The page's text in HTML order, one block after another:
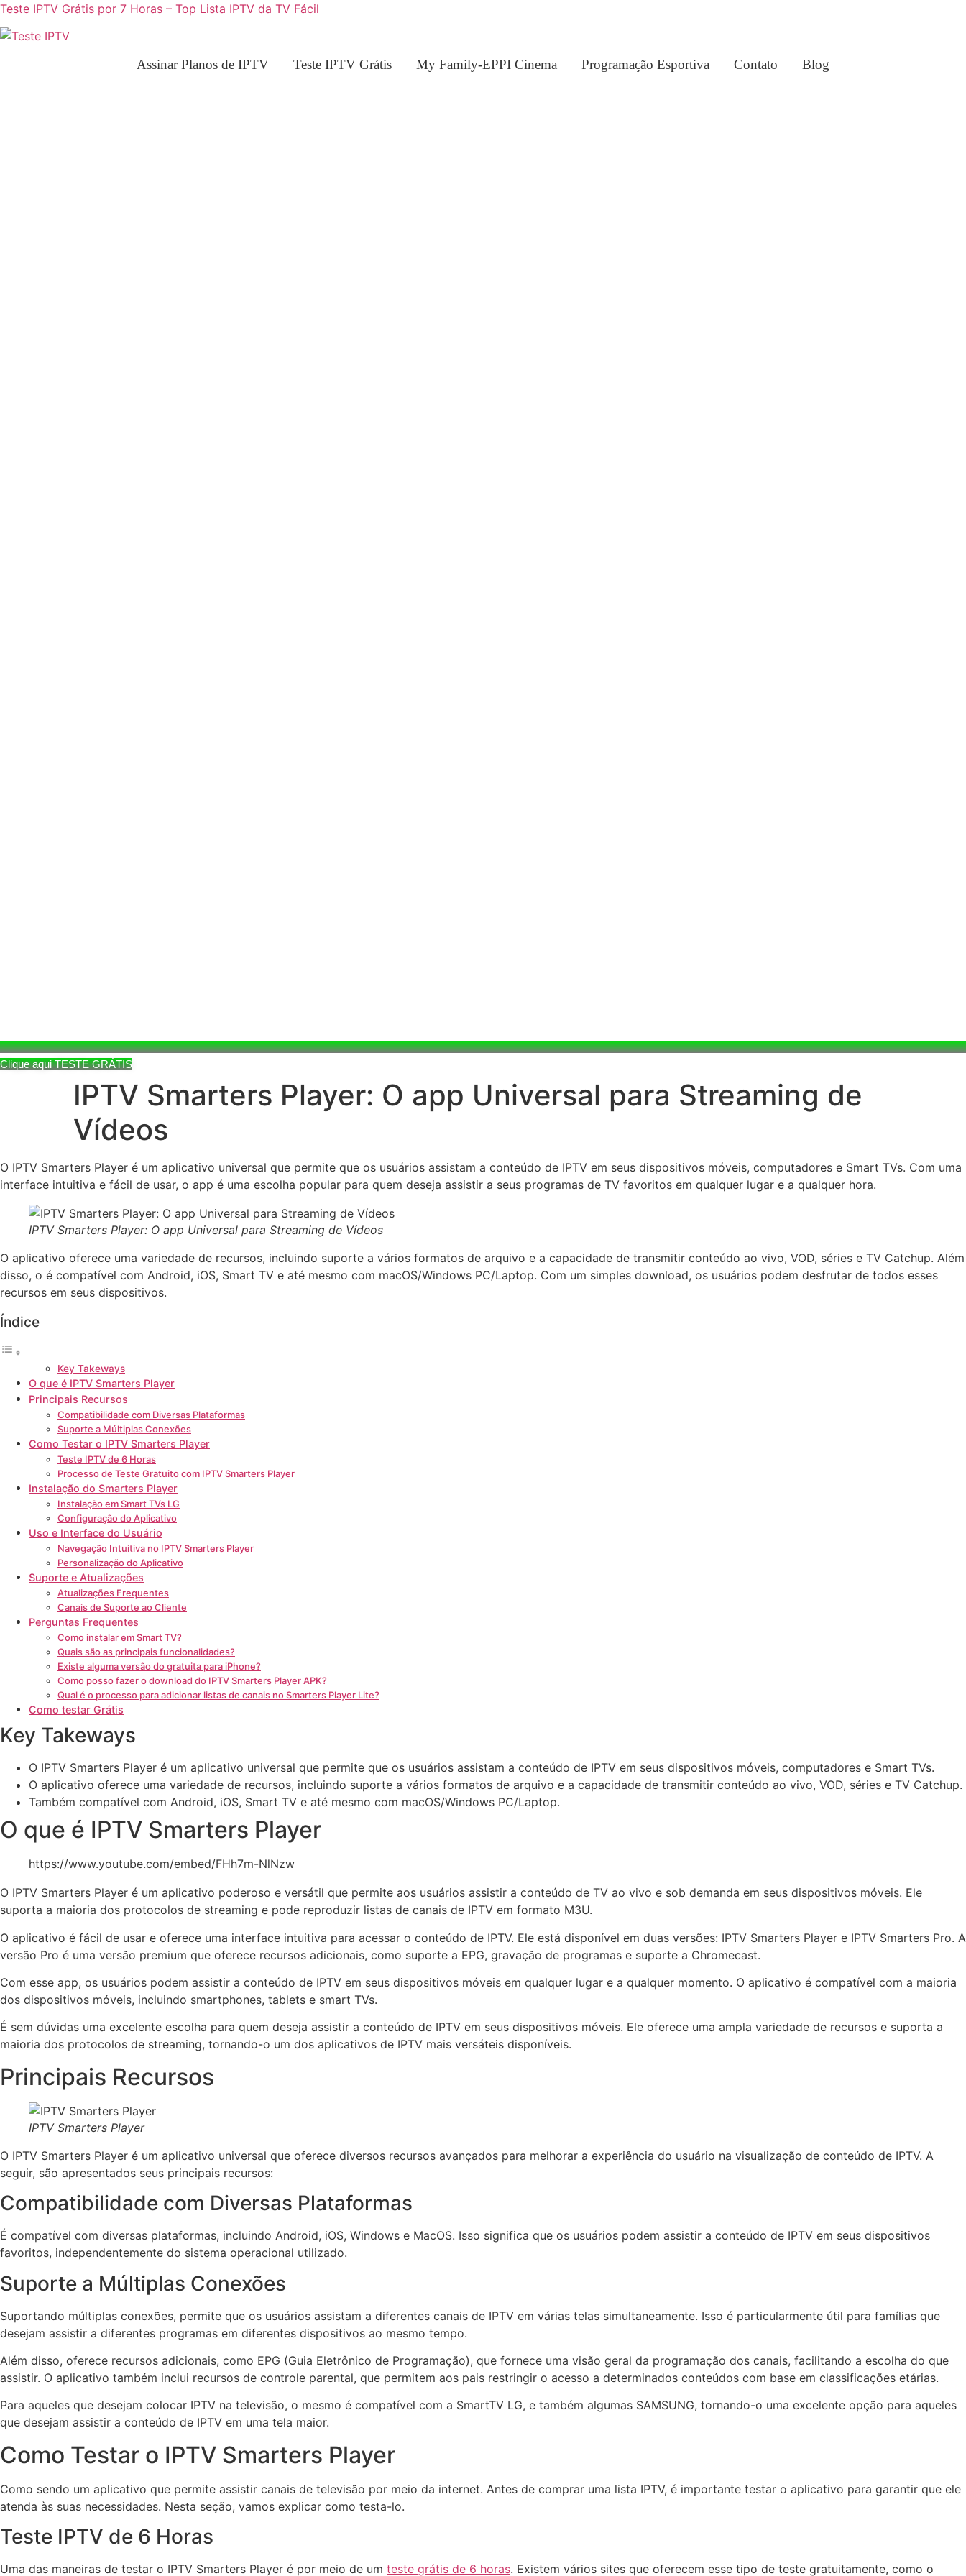
Teste IPTV Grátis por 7 Horas – Top Lista IPTV da TV Fácil
Assinar Planos de IPTV Teste IPTV Grátis My Family-EPPI Cinema Programação Esportiva Contato Blog
Clique aqui TESTE GRÁTIS
IPTV Smarters Player: O app Universal para Streaming de
Vídeos
O IPTV Smarters Player é um aplicativo universal que permite que os usuários assistam a conteúdo de IPTV em seus dispositivos móveis, computadores e Smart TVs. Com uma
interface intuitiva e fácil de usar, o app é uma escolha popular para quem deseja assistir a seus programas de TV favoritos em qualquer lugar e a qualquer hora.
IPTV Smarters Player: O app Universal para Streaming de Vídeos
O aplicativo oferece uma variedade de recursos, incluindo suporte a vários formatos de arquivo e a capacidade de transmitir conteúdo ao vivo, VOD, séries e TV Catchup. Além
disso, o é compatível com Android, iOS, Smart TV e até mesmo com macOS/Windows PC/Laptop. Com um simples download, os usuários podem desfrutar de todos esses
recursos em seus dispositivos.
Índice
Key Takeways
O que é IPTV Smarters Player
Principais Recursos
Compatibilidade com Diversas Plataformas
Suporte a Múltiplas Conexões
Como Testar o IPTV Smarters Player
Teste IPTV de 6 Horas
Processo de Teste Gratuito com IPTV Smarters Player
Instalação do Smarters Player
Instalação em Smart TVs LG
Configuração do Aplicativo
Uso e Interface do Usuário
Navegação Intuitiva no IPTV Smarters Player
Personalização do Aplicativo
Suporte e Atualizações
Atualizações Frequentes
Canais de Suporte ao Cliente
Perguntas Frequentes
Como instalar em Smart TV?
Quais são as principais funcionalidades?
Existe alguma versão do gratuita para iPhone?
Como posso fazer o download do IPTV Smarters Player APK?
Qual é o processo para adicionar listas de canais no Smarters Player Lite?
Como testar Grátis
Key Takeways
O IPTV Smarters Player é um aplicativo universal que permite que os usuários assistam a conteúdo de IPTV em seus dispositivos móveis, computadores e Smart TVs.
O aplicativo oferece uma variedade de recursos, incluindo suporte a vários formatos de arquivo e a capacidade de transmitir conteúdo ao vivo, VOD, séries e TV Catchup.
Também compatível com Android, iOS, Smart TV e até mesmo com macOS/Windows PC/Laptop.
O que é IPTV Smarters Player
https://www.youtube.com/embed/FHh7m-NlNzw
O IPTV Smarters Player é um aplicativo poderoso e versátil que permite aos usuários assistir a conteúdo de TV ao vivo e sob demanda em seus dispositivos móveis. Ele
suporta a maioria dos protocolos de streaming e pode reproduzir listas de canais de IPTV em formato M3U.
O aplicativo é fácil de usar e oferece uma interface intuitiva para acessar o conteúdo de IPTV. Ele está disponível em duas versões: IPTV Smarters Player e IPTV Smarters Pro. A
versão Pro é uma versão premium que oferece recursos adicionais, como suporte a EPG, gravação de programas e suporte a Chromecast.
Com esse app, os usuários podem assistir a conteúdo de IPTV em seus dispositivos móveis em qualquer lugar e a qualquer momento. O aplicativo é compatível com a maioria
dos dispositivos móveis, incluindo smartphones, tablets e smart TVs.
É sem dúvidas uma excelente escolha para quem deseja assistir a conteúdo de IPTV em seus dispositivos móveis. Ele oferece uma ampla variedade de recursos e suporta a
maioria dos protocolos de streaming, tornando-o um dos aplicativos de IPTV mais versáteis disponíveis.
Principais Recursos
IPTV Smarters Player
O IPTV Smarters Player é um aplicativo universal que oferece diversos recursos avançados para melhorar a experiência do usuário na visualização de conteúdo de IPTV. A
seguir, são apresentados seus principais recursos:
Compatibilidade com Diversas Plataformas
É compatível com diversas plataformas, incluindo Android, iOS, Windows e MacOS. Isso significa que os usuários podem assistir a conteúdo de IPTV em seus dispositivos
favoritos, independentemente do sistema operacional utilizado.
Suporte a Múltiplas Conexões
Suportando múltiplas conexões, permite que os usuários assistam a diferentes canais de IPTV em várias telas simultaneamente. Isso é particularmente útil para famílias que
desejam assistir a diferentes programas em diferentes dispositivos ao mesmo tempo.
Além disso, oferece recursos adicionais, como EPG (Guia Eletrônico de Programação), que fornece uma visão geral da programação dos canais, facilitando a escolha do que
assistir. O aplicativo também inclui recursos de controle parental, que permitem aos pais restringir o acesso a determinados conteúdos com base em classificações etárias.
Para aqueles que desejam colocar IPTV na televisão, o mesmo é compatível com a SmartTV LG, e também algumas SAMSUNG, tornando-o uma excelente opção para aqueles
que desejam assistir a conteúdo de IPTV em uma tela maior.
Como Testar o IPTV Smarters Player
Como sendo um aplicativo que permite assistir canais de televisão por meio da internet. Antes de comprar uma lista IPTV, é importante testar o aplicativo para garantir que ele
atenda às suas necessidades. Nesta seção, vamos explicar como testa-lo.
Teste IPTV de 6 Horas
Uma das maneiras de testar o IPTV Smarters Player é por meio de um teste grátis de 6 horas. Existem vários sites que oferecem esse tipo de teste gratuitamente, como o